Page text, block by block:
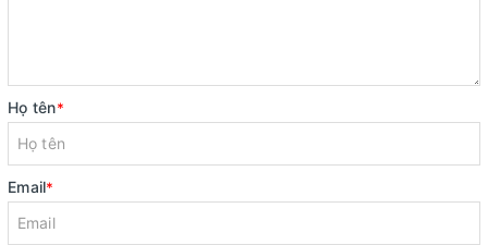
Họ tên*
Email*